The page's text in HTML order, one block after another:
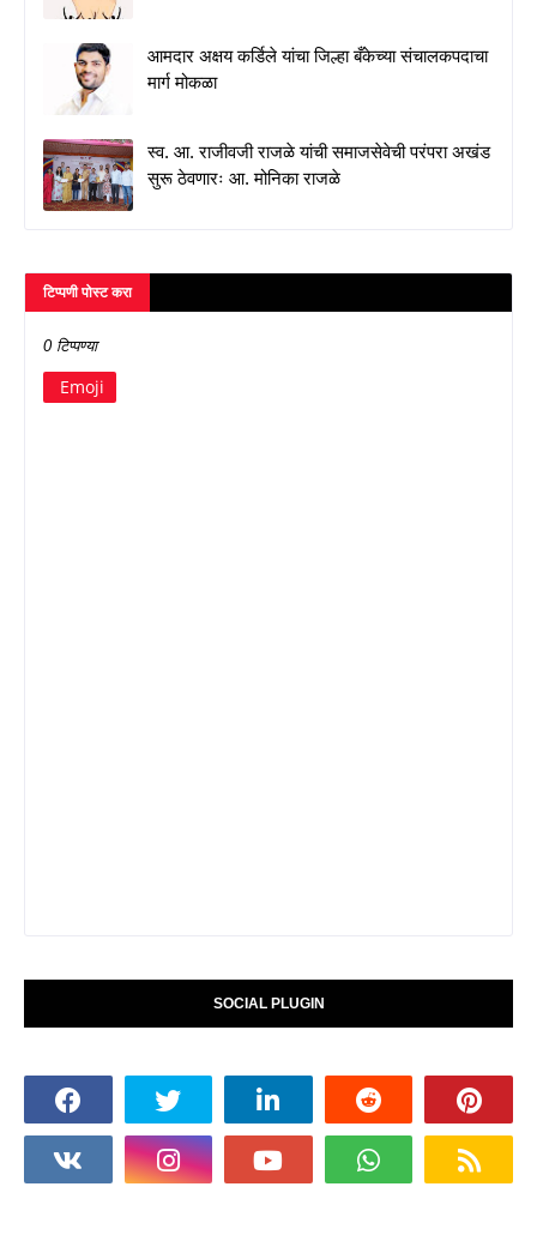
आमदार अक्षय कर्डिले यांचा जिल्हा बँकेच्या संचालकपदाचा
मार्ग मोकळा
स्व. आ. राजीवजी राजळे यांची समाजसेवेची परंपरा अखंड
सुरू ठेवणारः आ. मोनिका राजळे
टिप्पणी पोस्ट करा
0 टिप्पण्या
Emoji
SOCIAL PLUGIN